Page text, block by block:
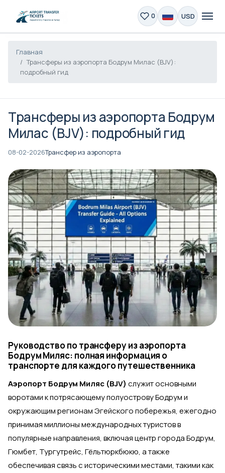
0 USD
Главная
Трансферы из аэропорта Бодрум Милас (BJV):
подробный гид
Трансферы из аэропорта Бодрум
Милас (BJV): подробный гид
08-02-2026Трансфер из аэропорта
Руководство по трансферу из аэропорта
Бодрум Миляс: полная информация о
транспорте для каждого путешественника
Аэропорт Бодрум Миляс (BJV) служит основными
воротами к потрясающему полуострову Бодрум и
окружающим регионам Эгейского побережья, ежегодно
принимая миллионы международных туристов в
популярные направления, включая центр города Бодрум,
Гюмбет, Тургутрейс, Гёльтюркбюкю, а также
обеспечивая связь с историческими местами, такими как